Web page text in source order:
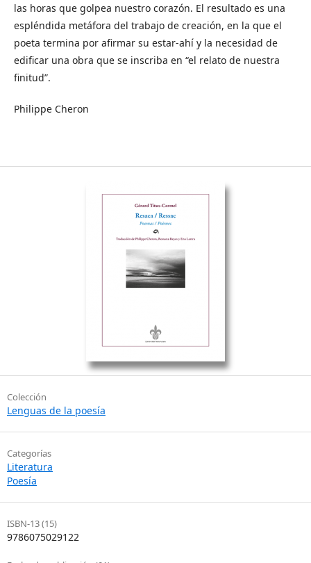
las horas que golpea nuestro corazón. El resultado es una
espléndida metáfora del trabajo de creación, en la que el
poeta termina por afirmar su estar-ahí y la necesidad de
edificar una obra que se inscriba en “el relato de nuestra
finitud”.
Philippe Cheron
Colección
Lenguas de la poesía
Categorías
Literatura
Poesía
ISBN-13 (15)
9786075029122